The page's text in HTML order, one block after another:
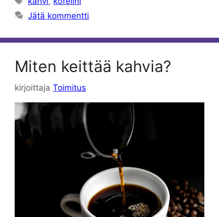
Jätä kommentti
Miten keittää kahvia?
kirjoittaja Toimitus